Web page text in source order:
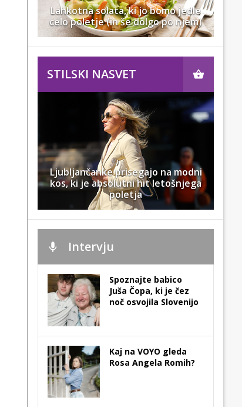
Lahkotna solata, ki jo bomo jedle
celo poletje (in še dolgo po njem)
STILSKI NASVET
Ljubljančanke prisegajo na modni
kos, ki je absolutni hit letošnjega
poletja
Intervju
Spoznajte babico
Juša Čopa, ki je čez
noč osvojila Slovenijo
Kaj na VOYO gleda
Rosa Angela Romih?